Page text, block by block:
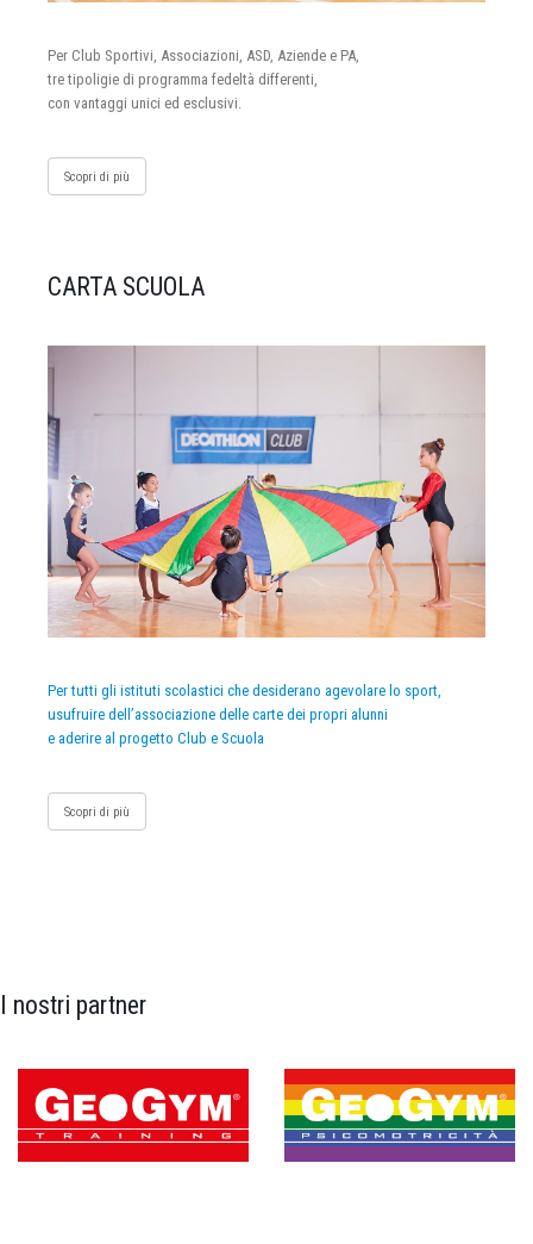
Per Club Sportivi, Associazioni, ASD, Aziende e PA,
tre tipoligie di programma fedeltà differenti,
con vantaggi unici ed esclusivi.
Scopri di più
CARTA SCUOLA
Per tutti gli istituti scolastici che desiderano agevolare lo sport,
usufruire dell’associazione delle carte dei propri alunni
e aderire al progetto Club e Scuola
Scopri di più
I nostri partner